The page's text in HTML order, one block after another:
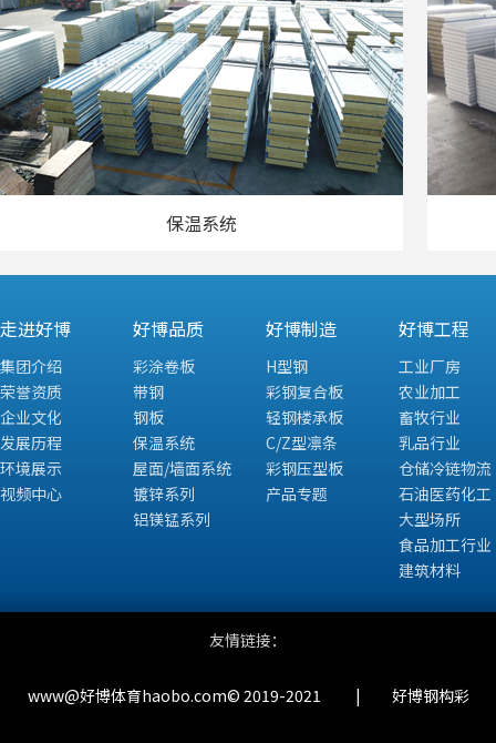
保温系统
走进好博
集团介绍
荣誉资质
企业文化
发展历程
环境展示
视频中心
好博品质
彩涂卷板
带钢
钢板
保温系统
屋面/墙面系统
镀锌系列
铝镁锰系列
好博制造
H型钢
彩钢复合板
轻钢楼承板
C/Z型凛条
彩钢压型板
产品专题
好博工程
工业厂房
农业加工
畜牧行业
乳品行业
仓储冷链物流
石油医药化工
大型场所
食品加工行业
建筑材料
友情链接：
www@好博体育haobo.com© 2019-2021 | 好博钢构彩